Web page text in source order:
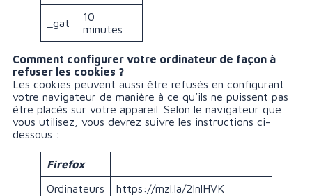
_gat
10
minutes
Comment configurer votre ordinateur de façon à
refuser les cookies ?
Les cookies peuvent aussi être refusés en configurant
votre navigateur de manière à ce qu’ils ne puissent pas
être placés sur votre appareil. Selon le navigateur que
vous utilisez, vous devrez suivre les instructions ci-
dessous :
Firefox
Ordinateurs
https://mzl.la/2InlHVK